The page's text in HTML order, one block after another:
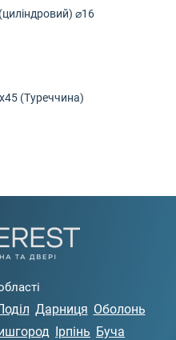
⌀16
(Туреччина)
Дарниця Оболонь
Ірпінь Буча